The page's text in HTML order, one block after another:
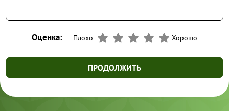
Оценка: Плохо Хорошо
ПРОДОЛЖИТЬ